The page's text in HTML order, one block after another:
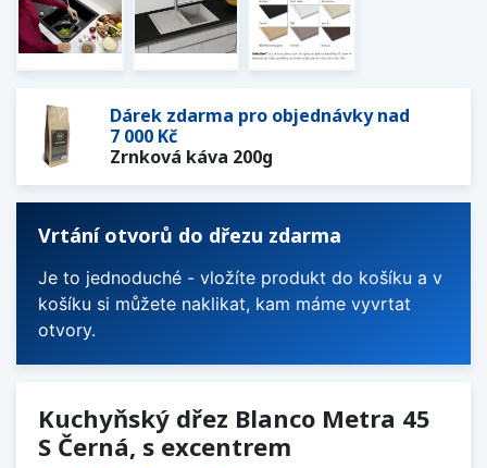
Dárek zdarma pro objednávky nad
7 000 Kč
Zrnková káva 200g
Vrtání otvorů do dřezu zdarma
Je to jednoduché - vložíte produkt do košíku a v
košíku si můžete naklikat, kam máme vyvrtat
otvory.
Kuchyňský dřez Blanco Metra 45
S Černá, s excentrem